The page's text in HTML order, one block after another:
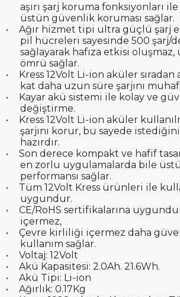
aşırı şarj koruma fonksiyonları
üstün güvenlik koruması sağlar.
•
Ağır hizmet tipi ultra güçlü şarj
pil hücreleri sayesinde 500 şarj/
sağlayarak hafıza etkisi
ömrü sağlar.
•
Kress 12Volt Li-ion aküler
kat daha uzun süre şarjını
•
Kayar akü sistemi ile kolay ve
değiştirme.
•
Kress 12Volt Li-ion aküler
şarjını korur, bu sayede
hazırdır.
•
Son derece kompakt ve hafif
en zorlu uygulamalarda bile
performansı sağlar.
•
Tüm 12Volt Kress ürünleri ile
uygundur.
•
CE/RoHS sertifikalarına
içermez,
•
Çevre kirliliği içermez daha
kullanım sağlar.
•
Voltaj: 12Volt
•
Akü Kapasitesi: 2.0Ah. 21.6Wh.
•
Akü Tipi: Li-ion
•
Ağırlık: 0.17Kg